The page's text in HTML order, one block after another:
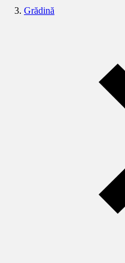
Grădină